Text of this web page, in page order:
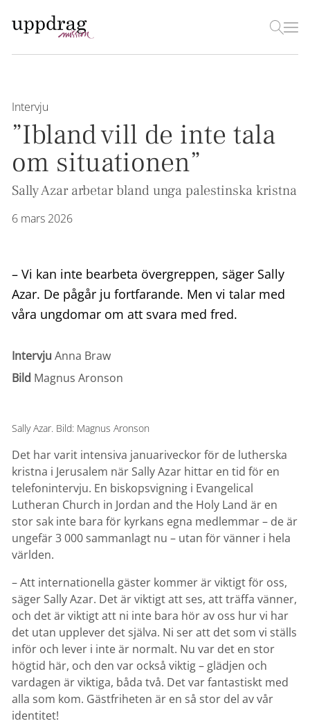
Intervju
”Ibland vill de inte tala
om situationen”
Sally Azar arbetar bland unga palestinska kristna
6 mars 2026
– Vi kan inte bearbeta övergreppen, säger Sally
Azar. De pågår ju fortfarande. Men vi talar med
våra ungdomar om att svara med fred.
IntervjuAnna Braw
Bild Magnus Aronson
Sally Azar. Bild: Magnus Aronson
Det har varit intensiva januariveckor för de lutherska
kristna i Jerusalem när Sally Azar hittar en tid för en
telefonintervju. En biskopsvigning i Evangelical
Lutheran Church in Jordan and the Holy Land är en
stor sak inte bara för kyrkans egna medlemmar – de är
ungefär 3 000 sammanlagt nu – utan för vänner i hela
världen.
– Att internationella gäster kommer är viktigt för oss,
säger Sally Azar. Det är viktigt att ses, att träffa vänner,
och det är viktigt att ni inte bara hör av oss hur vi har
det utan upplever det själva. Ni ser att det som vi ställs
inför och lever i inte är normalt. Nu var det en stor
högtid här, och den var också viktig – glädjen och
vardagen är viktiga, båda två. Det var fantastiskt med
alla som kom. Gästfriheten är en så stor del av vår
identitet!